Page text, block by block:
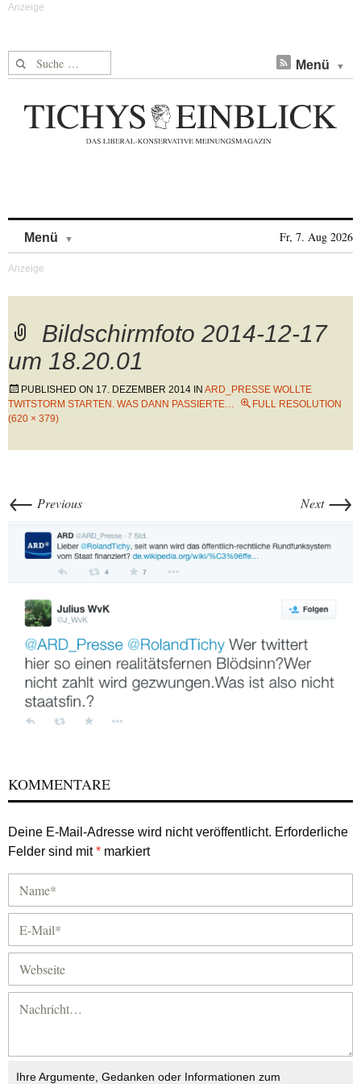
Suche nach: Menü
Menü Fr, 7. Aug 2026
Bildschirmfoto 2014-12-17
um 18.20.01
PUBLISHED ON 17. DEZEMBER 2014 IN ARD_PRESSE WOLLTE
TWITSTORM STARTEN. WAS DANN PASSIERTE…
FULL RESOLUTION
(620 × 379)
← Previous Next →
KOMMENTARE
Deine E-Mail-Adresse wird nicht veröffentlicht. Erforderliche
Felder sind mit* markiert
Ihre Argumente, Gedanken oder Informationen zum